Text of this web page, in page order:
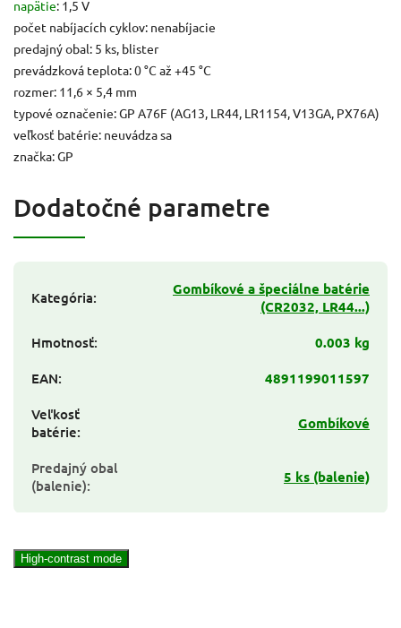
napätie: 1,5 V
počet nabíjacích cyklov: nenabíjacie
predajný obal: 5 ks, blister
prevádzková teplota: 0 °C až +45 °C
rozmer: 11,6 × 5,4 mm
typové označenie: GP A76F (AG13, LR44, LR1154, V13GA, PX76A)
veľkosť batérie: neuvádza sa
značka: GP
Dodatočné parametre
Kategória:
Gombíkové a špeciálne batérie
(CR2032, LR44...)
Hmotnosť:
0.003 kg
EAN:
4891199011597
Veľkosť
batérie: Gombíkové
Predajný obal
(balenie): 5 ks (balenie)
High-contrast mode